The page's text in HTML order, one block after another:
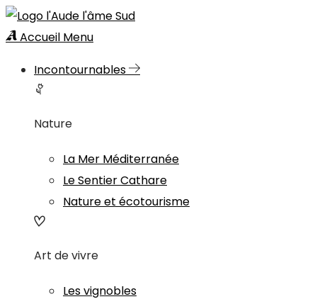
Accueil Menu
Incontournables
Nature
La Mer Méditerranée
Le Sentier Cathare
Nature et écotourisme
Art de vivre
Les vignobles